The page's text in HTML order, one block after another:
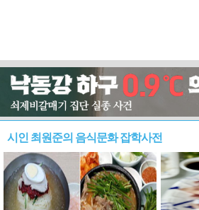
시인 최원준의 음식문화 잡학사전